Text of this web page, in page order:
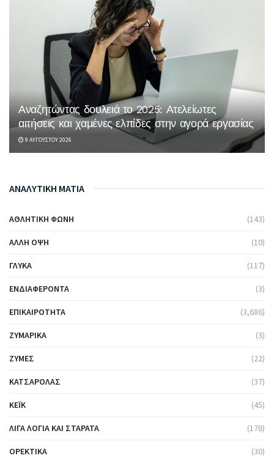
Αναζητώντας δουλειά το 2025: Ατελείωτες
αιτήσεις και χαμένες ελπίδες στην αγορά εργασίας
9 ΑΥΓΟΎΣΤΟΥ 2026
ΑΝΑΛΥΤΙΚΗ ΜΑΤΙΑ
ΑΘΛΗΤΙΚΉ ΦΩΝΉ (143)
ΆΛΛΗ ΌΨΗ (10)
ΓΛΥΚΆ (117)
ΕΝΔΙΑΦΈΡΟΝΤΑ (3)
ΕΠΙΚΑΙΡΌΤΗΤΑ (3,686)
ΖΥΜΑΡΙΚΆ (3)
ΖΎΜΕΣ (22)
ΚΑΤΣΑΡΌΛΑΣ (37)
ΚΈΙΚ (45)
ΛΊΓΑ ΛΌΓΙΑ ΚΑΙ ΣΤΑΡΆΤΑ (176)
ΟΡΕΚΤΙΚΆ (30)